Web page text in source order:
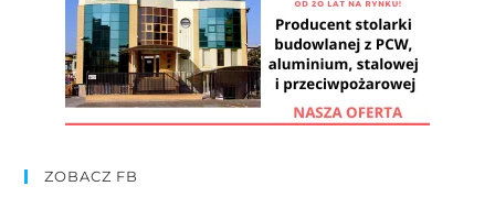
ZOBACZ FB